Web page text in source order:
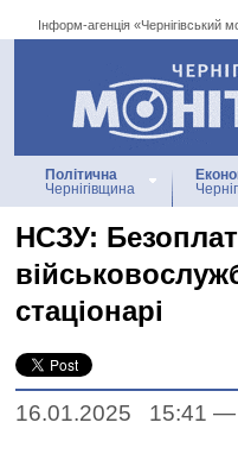
Інформ-агенція «Чернігівський
Інформ-агенція
«Чернігівський
Політична
Чернігівщина
НСЗУ:
стаціонарі
16.01.2025 15:41 —